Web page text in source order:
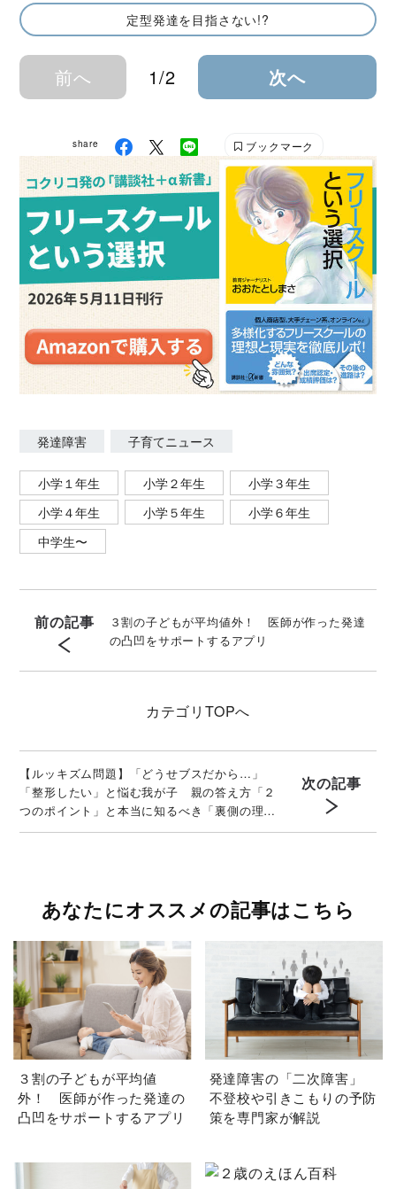
定型発達を目指さない!?
前へ 1/2 次へ
share ブックマーク
発達障害 子育てニュース
小学１年生 小学２年生
小学３年生
小学４年生
小学５年生
小学６年生
中学生〜
前の記事
３割の子どもが平均値外！ 医師が作った発達
の凸凹をサポートするアプリ
カテゴリ TOPへ
【ルッキズム問題】「どうせブスだから…」
「整形したい」と悩む我が子 親の答え方「２
つのポイント」と本当に知るべき「裏側の理
由」
次の記事
あなたにオススメの記事はこちら
３割の子どもが平均値
外！ 医師が作った発達の
凸凹をサポートするアプリ
発達障害の「二次障害」
不登校や引きこもりの予防
策を専門家が解説